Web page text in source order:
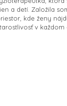
a detí. Založila
kde ženy
v